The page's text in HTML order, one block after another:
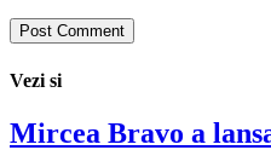
Vezi si
Mircea Bravo a